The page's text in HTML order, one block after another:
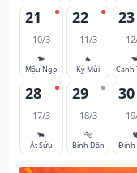
21
10/3
🐎
Mậu Ngọ
22
11/3
🐐
Kỷ Mùi
23
Canh
28
17/3
🐂
Ất Sửu
29
18/3
🐅
Bính Dần
30
🐈
Đinh